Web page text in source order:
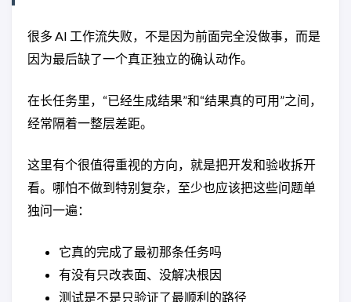
很多 AI 工作流失败，不是因为前面完全没做事，而是
因为最后缺了一个真正独立的确认动作。
在长任务里，“已经生成结果”和“结果真的可用”之间，
经常隔着一整层差距。
这里有个很值得重视的方向，就是把开发和验收拆开
看。哪怕不做到特别复杂，至少也应该把这些问题单
独问一遍：
它真的完成了最初那条任务吗
有没有只改表面、没解决根因
测试是不是只验证了最顺利的路径